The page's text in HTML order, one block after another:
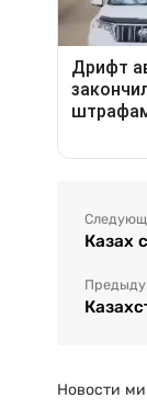
Казах
Новости